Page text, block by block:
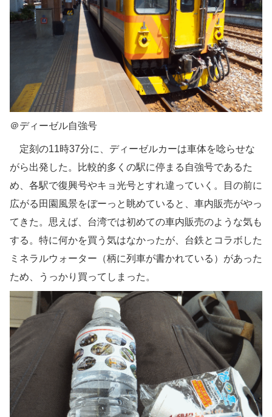
＠ディーゼル自強号
定刻の11時37分に、ディーゼルカーは車体を唸らせな
がら出発した。比較的多くの駅に停まる自強号であるた
め、各駅で復興号やキョ光号とすれ違っていく。目の前に
広がる田園風景をぼーっと眺めていると、車内販売がやっ
てきた。思えば、台湾では初めての車内販売のような気も
する。特に何かを買う気はなかったが、台鉄とコラボした
ミネラルウォーター（柄に列車が書かれている）があった
ため、うっかり買ってしまった。